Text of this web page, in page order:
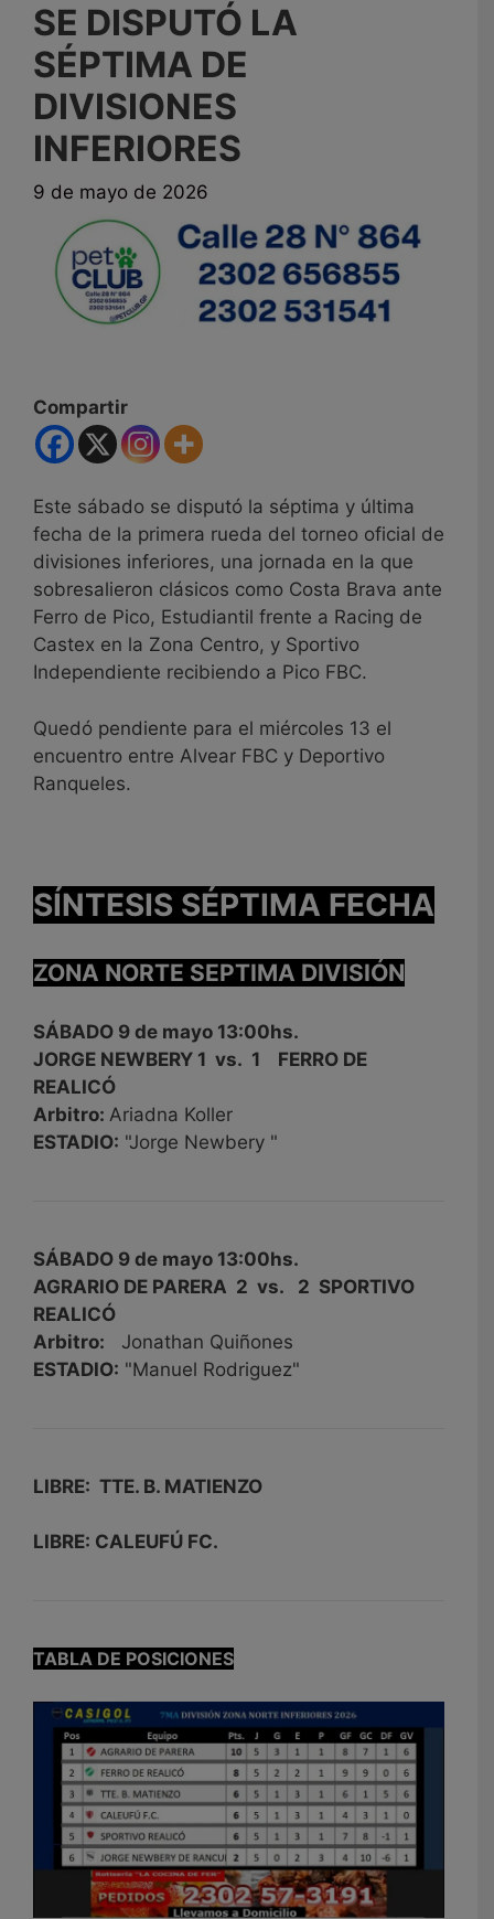
SE DISPUTÓ LA
SÉPTIMA DE
DIVISIONES
INFERIORES
9 de mayo de 2026
Compartir
Este sábado se disputó la séptima y última
fecha de la primera rueda del torneo oficial de
divisiones inferiores, una jornada en la que
sobresalieron clásicos como Costa Brava ante
Ferro de Pico, Estudiantil frente a Racing de
Castex en la Zona Centro, y Sportivo
Independiente recibiendo a Pico FBC.
Quedó pendiente para el miércoles 13 el
encuentro entre Alvear FBC y Deportivo
Ranqueles.
SÍNTESIS SÉPTIMA FECHA
ZONA NORTE SEPTIMA DIVISIÓN
SÁBADO 9 de mayo 13:00hs.
JORGE NEWBERY 1 vs. 1 FERRO DE
REALICÓ
Arbitro: Ariadna Koller
ESTADIO: "Jorge Newbery "
SÁBADO 9 de mayo 13:00hs.
AGRARIO DE PARERA 2 vs. 2 SPORTIVO
REALICÓ
Arbitro: Jonathan Quiñones
ESTADIO: "Manuel Rodriguez"
LIBRE: TTE. B. MATIENZO
LIBRE: CALEUFÚ FC.
TABLA DE POSICIONES